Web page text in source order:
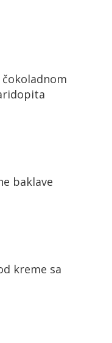
baklave
kreme sa